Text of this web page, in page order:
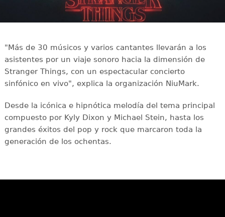
"Más de 30 músicos y varios cantantes llevarán a los
asistentes por un viaje sonoro hacia la dimensión de
Stranger Things, con un espectacular concierto
sinfónico en vivo", explica la organización NiuMark.
Desde la icónica e hipnótica melodía del tema principal
compuesto por Kyly Dixon y Michael Stein, hasta los
grandes éxitos del pop y rock que marcaron toda la
generación de los ochentas.